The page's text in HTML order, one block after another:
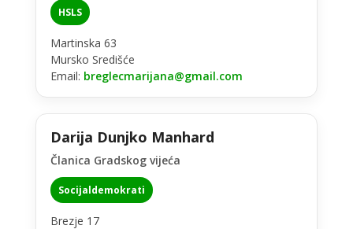
HSLS
Martinska 63
Mursko Središće
Email: breglecmarijana@gmail.com
Darija Dunjko Manhard
Članica Gradskog vijeća
Socijaldemokrati
Brezje 17